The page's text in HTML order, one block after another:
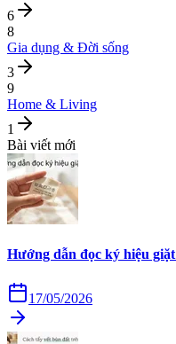
6
8
Gia dụng & Đời sống
3
9
Home & Living
1
Bài viết mới
Hướng dẫn đọc ký hiệu
17/05/2026